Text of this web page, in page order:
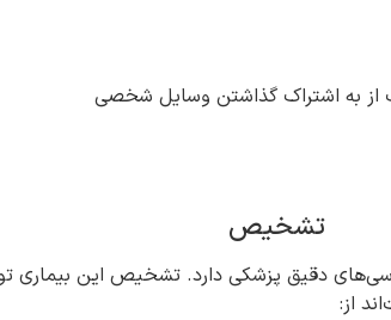
از به اشتراک گذاشتن وسایل شخصی
تشخیص
دقیق پزشکی دارد. تشخیص این
از: